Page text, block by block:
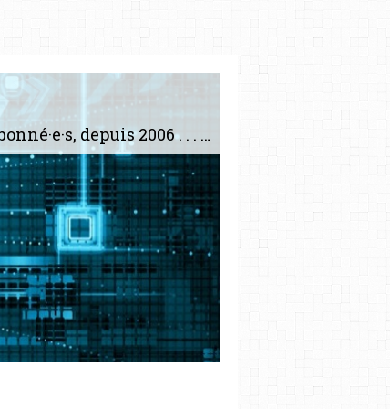
Le plus gros site de philosophie de France ! ABONNEZ-VOUS ! 4115 Articles, 1634 abonné·e·s, depuis 2006 . . . . . . . . 2 852 214 pages vues jusqu'à présent. Prestance et être apte à un plus grand nombre de choses.